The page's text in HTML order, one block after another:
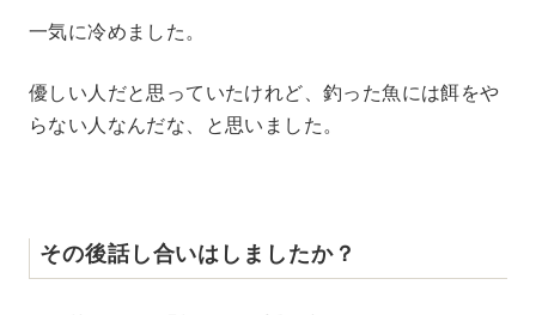
一気に冷めました。
優しい人だと思っていたけれど、釣った魚には餌をや
らない人なんだな、と思いました。
その後話し合いはしましたか？